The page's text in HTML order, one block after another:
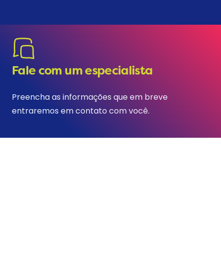
Fale com um especialista
Preencha as informações que em breve
entraremos em contato com você.